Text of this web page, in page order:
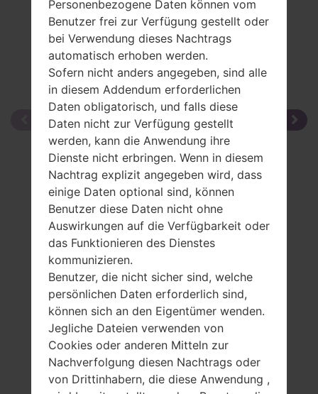
Personenbezogene Daten können vom
Benutzer frei zur Verfügung gestellt oder
bei Verwendung dieses Nachtrags
automatisch erhoben werden.
Sofern nicht anders angegeben, sind alle
in diesem Addendum erforderlichen
Daten obligatorisch, und falls diese
Daten nicht zur Verfügung gestellt
werden, kann die Anwendung ihre
Dienste nicht erbringen. Wenn in diesem
Nachtrag explizit angegeben wird, dass
einige Daten optional sind, können
Benutzer diese Daten nicht ohne
Auswirkungen auf die Verfügbarkeit oder
das Funktionieren des Dienstes
kommunizieren.
Benutzer, die nicht sicher sind, welche
persönlichen Daten erforderlich sind,
können sich an den Eigentümer wenden.
Jegliche Dateien verwenden von
Cookies oder anderen Mitteln zur
Nachverfolgung diesen Nachtrags oder
von Drittinhabern, die diese Anwendung ,